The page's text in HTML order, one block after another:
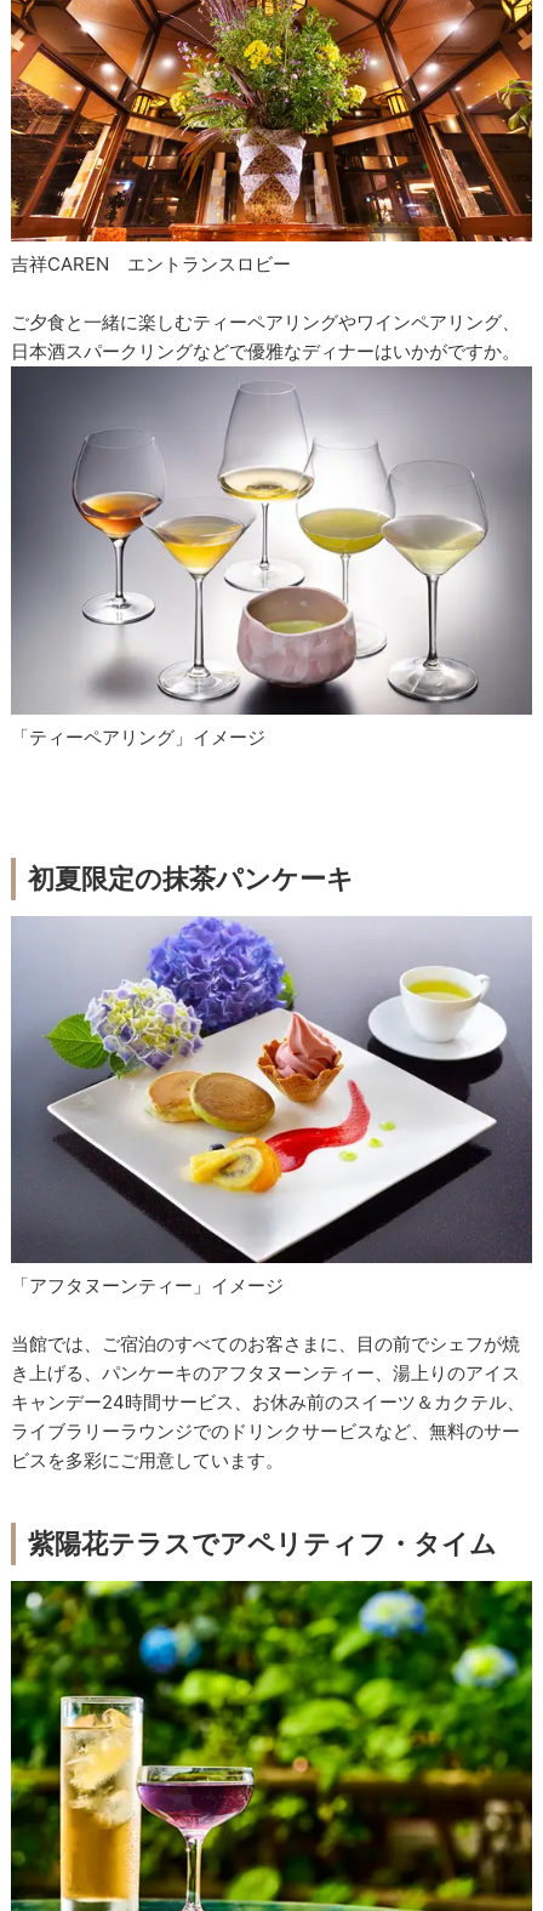
吉祥CAREN エントランスロビー
ご夕食と一緒に楽しむティーペアリングやワインペアリング、
日本酒スパークリングなどで優雅なディナーはいかがですか。
「ティーペアリング」イメージ
初夏限定の抹茶パンケーキ
「アフタヌーンティー」イメージ
当館では、ご宿泊のすべてのお客さまに、目の前でシェフが焼
き上げる、パンケーキのアフタヌーンティー、湯上りのアイス
キャンデー24時間サービス、お休み前のスイーツ＆カクテル、
ライブラリーラウンジでのドリンクサービスなど、無料のサー
ビスを多彩にご用意しています。
紫陽花テラスでアペリティフ・タイム